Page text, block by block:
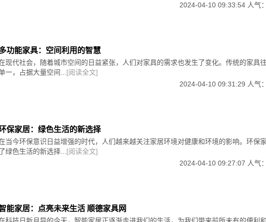
2024-04-10 09:33:54 人气
功能家具：空间利用的智慧
现代社会，随着城市空间的日益紧张，人们对家具的需求也发生了变化。传统的家具
一，占据大量空间... [阅读全文]
2024-04-10 09:31:29 人气
保家居：绿色生活的新选择
当今环保意识日益增强的时代，人们越来越关注家居环境对健康和环境的影响。环保
绿色生活的新选择... [阅读全文]
2024-04-10 09:27:07 人气
能家居：点亮未来生活 顺德家具网
科技日新月异的今天，智能家居正逐渐走进我们的生活，为我们带来前所未有的便利和